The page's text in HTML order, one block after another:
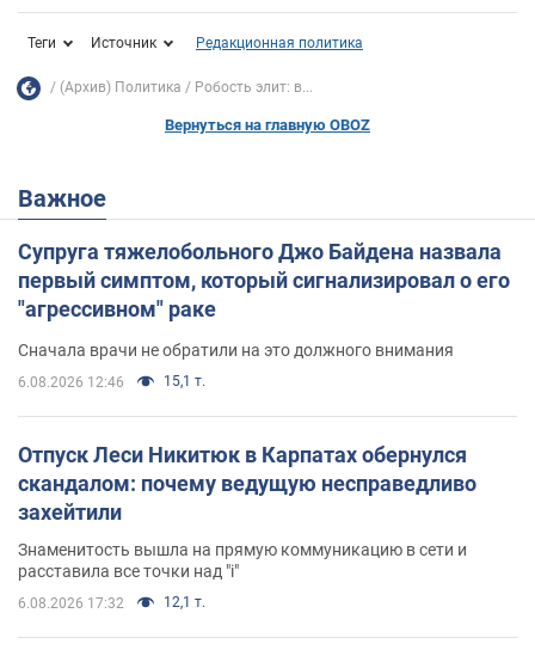
Теги Источник Редакционная политика
(Архив) Политика Робость элит: в...
Вернуться на главную OBOZ
Важное
Супруга тяжелобольного Джо Байдена назвала
первый симптом, который сигнализировал о его
"агрессивном" раке
Сначала врачи не обратили на это должного внимания
6.08.2026 12:46 15,1 т.
Отпуск Леси Никитюк в Карпатах обернулся
скандалом: почему ведущую несправедливо
захейтили
Знаменитость вышла на прямую коммуникацию в сети и
расставила все точки над "i"
6.08.2026 17:32 12,1 т.